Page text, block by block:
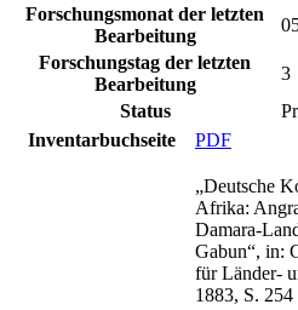
Forschungsmonat der letzten
Bearbeitung
Forschungstag der letzten
Bearbeitung
3
Status
Inventarbuchseite
PDF
„Deutsche
Afrika:
Damara-
Gabun“, in:
für Länder-
1883, S. 254